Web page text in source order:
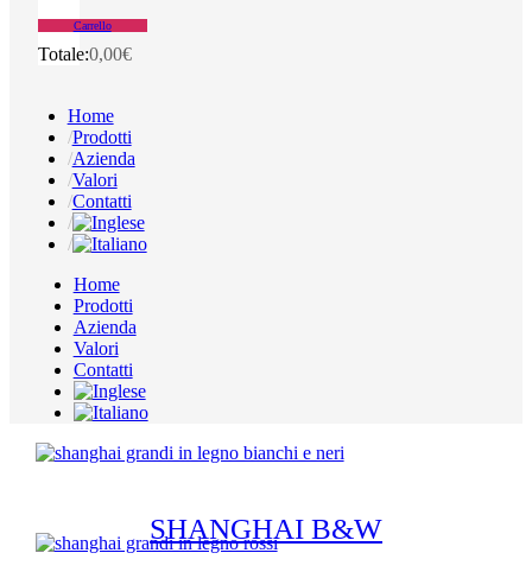
Carrello
Totale:0,00€
Home
Prodotti
Azienda
Valori
Contatti
Home
Prodotti
Azienda
Valori
Contatti